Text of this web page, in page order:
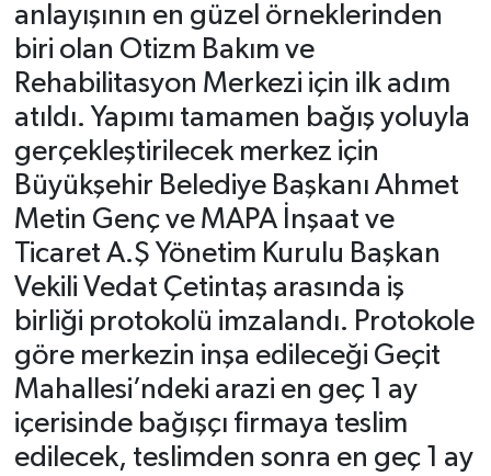
anlayışının en güzel örneklerinden
biri olan Otizm Bakım ve
Rehabilitasyon Merkezi için ilk adım
atıldı. Yapımı tamamen bağış yoluyla
gerçekleştirilecek merkez için
Büyükşehir Belediye Başkanı Ahmet
Metin Genç ve MAPA İnşaat ve
Ticaret A.Ş Yönetim Kurulu Başkan
Vekili Vedat Çetintaş arasında iş
birliği protokolü imzalandı. Protokole
göre merkezin inşa edileceği Geçit
Mahallesi’ndeki arazi en geç 1 ay
içerisinde bağışçı firmaya teslim
edilecek, teslimden sonra en geç 1 ay